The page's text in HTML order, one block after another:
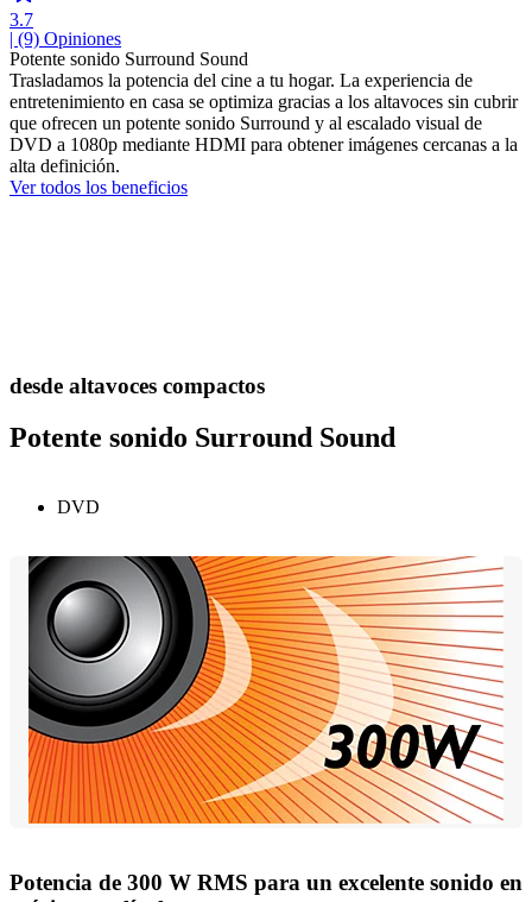
3.7
| (9) Opiniones
Potente sonido Surround Sound
Trasladamos la potencia del cine a tu hogar. La experiencia de
entretenimiento en casa se optimiza gracias a los altavoces sin cubrir
que ofrecen un potente sonido Surround y al escalado visual de
DVD a 1080p mediante HDMI para obtener imágenes cercanas a la
alta definición.
Ver todos los beneficios
desde altavoces compactos
Potente sonido Surround Sound
DVD
Potencia de 300 W RMS para un excelente sonido en